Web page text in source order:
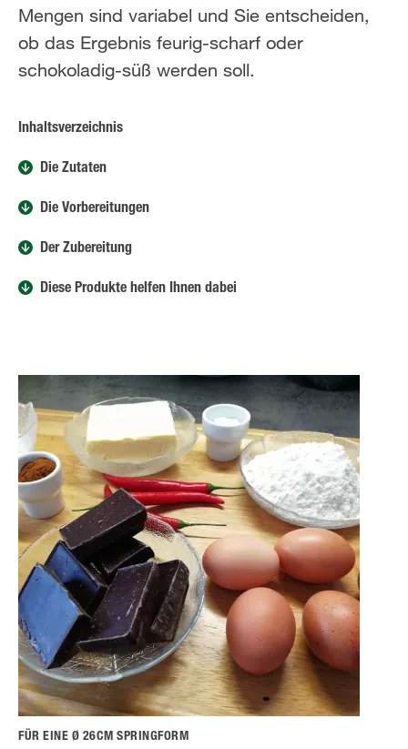
Mengen sind variabel und Sie entscheiden,
ob das Ergebnis feurig-scharf oder
schokoladig-süß werden soll.
Inhaltsverzeichnis
Die Zutaten
Die Vorbereitungen
Der Zubereitung
Diese Produkte helfen Ihnen dabei
FÜR EINE Ø 26CM SPRINGFORM